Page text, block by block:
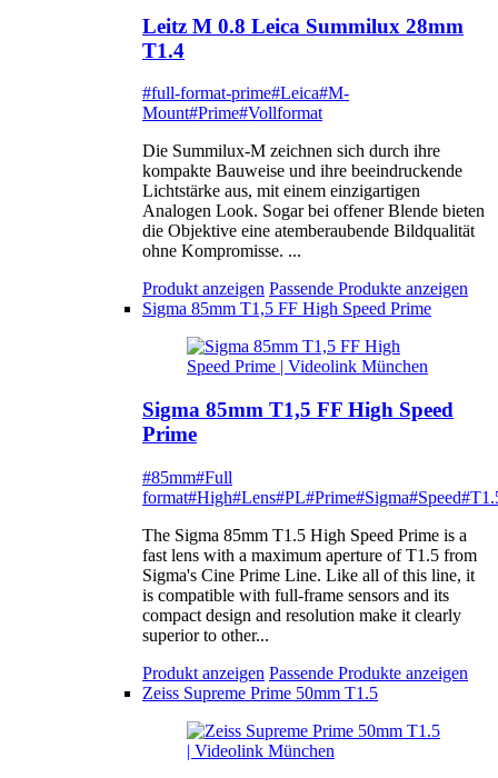
Leitz M 0.8 Leica Summilux 28mm
T1.4
#full-format-prime#Leica#M-
Mount#Prime#Vollformat
Die Summilux-M zeichnen sich durch ihre
kompakte Bauweise und ihre beeindruckende
Lichtstärke aus, mit einem einzigartigen
Analogen Look. Sogar bei offener Blende bieten
die Objektive eine atemberaubende Bildqualität
ohne Kompromisse. ...
Produkt anzeigen Passende Produkte anzeigen
Sigma 85mm T1,5 FF High Speed Prime
Sigma 85mm T1,5 FF High Speed
Prime
#85mm#Full
format#High#Lens#PL#Prime#Sigma#Speed
The Sigma 85mm T1.5 High Speed Prime is a
fast lens with a maximum aperture of T1.5 from
Sigma's Cine Prime Line. Like all of this line, it
is compatible with full-frame sensors and its
compact design and resolution make it clearly
superior to other...
Produkt anzeigen Passende Produkte anzeigen
Zeiss Supreme Prime 50mm T1.5